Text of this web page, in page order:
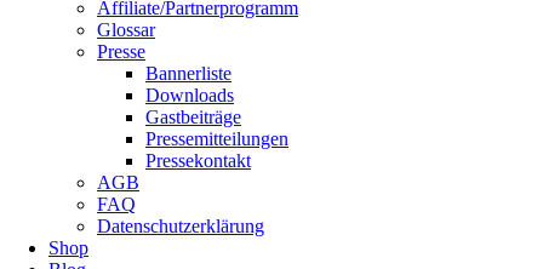
Affiliate/Partnerprogramm
Glossar
Presse
Bannerliste
Downloads
Gastbeiträge
Pressemitteilungen
Pressekontakt
AGB
FAQ
Datenschutzerklärung
Shop